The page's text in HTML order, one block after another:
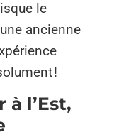
le
ancienne
!
à l’Est,